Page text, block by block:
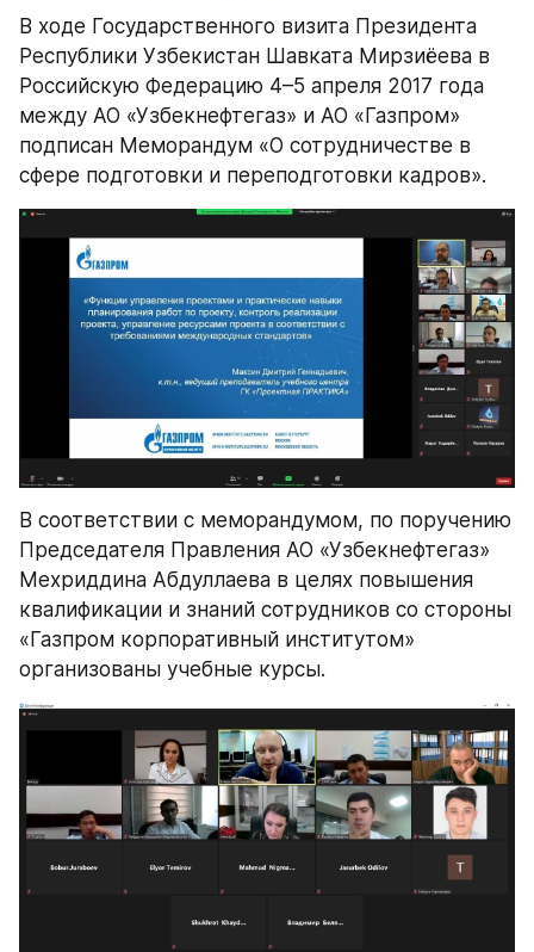
В ходе Государственного визита Президента
Республики Узбекистан Шавката Мирзиёева в
Российскую Федерацию 4–5 апреля 2017 года
между АО «Узбекнефтегаз» и АО «Газпром»
подписан Меморандум «О сотрудничестве в
сфере подготовки и переподготовки кадров».
В соответствии с меморандумом, по поручению
Председателя Правления АО «Узбекнефтегаз»
Мехриддина Абдуллаева в целях повышения
квалификации и знаний сотрудников со стороны
«Газпром корпоративный институтом»
организованы учебные курсы.